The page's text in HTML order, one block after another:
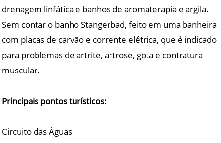
drenagem linfática e banhos de aromaterapia e argila.
Sem contar o banho Stangerbad, feito em uma banheira
com placas de carvão e corrente elétrica, que é indicado
para problemas de artrite, artrose, gota e contratura
muscular.
Principais pontos turísticos:
Circuito das Águas